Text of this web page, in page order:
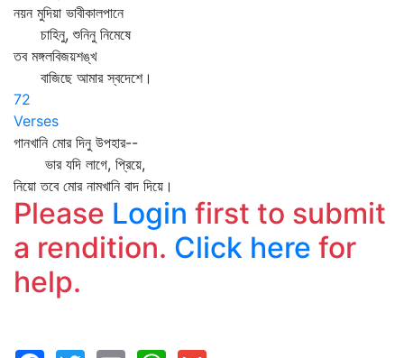
নয়ন মুদিয়া ভাবীকালপানে
চাহিনু, শুনিনু নিমেষে
তব মঙ্গলবিজয়শঙ্খ
বাজিছে আমার স্বদেশে।
72
Verses
গানখানি মোর দিনু উপহার--
ভার যদি লাগে, প্রিয়ে,
নিয়ো তবে মোর নামখানি বাদ দিয়ে।
Please Login first to submit
a rendition. Click here for
help.